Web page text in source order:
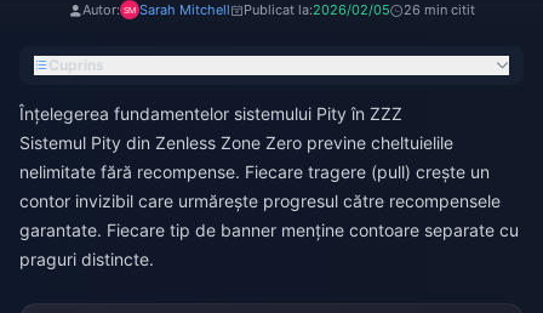
Autor: Sarah Mitchell Publicat la:2026/02/05 26 min citit
Cuprins
Înțelegerea fundamentelor sistemului Pity în ZZZ
Sistemul Pity din Zenless Zone Zero previne cheltuielile
nelimitate fără recompense. Fiecare tragere (pull) crește un
contor invizibil care urmărește progresul către recompensele
garantate. Fiecare tip de banner menține contoare separate cu
praguri distincte.